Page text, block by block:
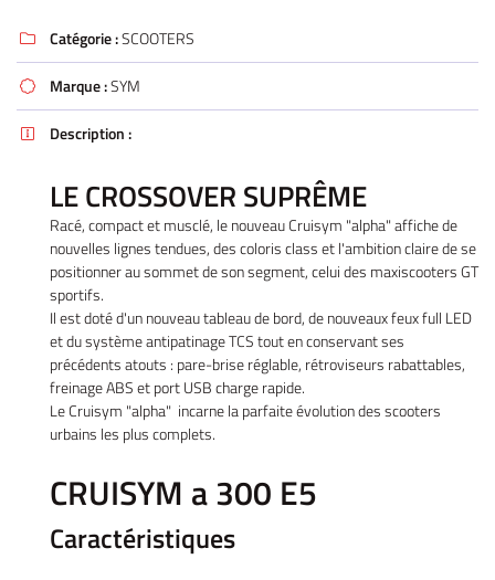
Accueil
Vélos
 Catégorie :SCOOTERS
 Marque :SYM
 Description :
LE CROSSOVER SUPRÊME
Racé, compact et musclé, le nouveau Cruisym "alpha" affiche de
nouvelles lignes tendues, des coloris class et l'ambition claire de se
positionner au sommet de son segment, celui des maxiscooters GT
sportifs.
Il est doté d'un nouveau tableau de bord, de nouveaux feux full LED
et du système antipatinage TCS tout en conservant ses
précédents atouts : pare-brise réglable, rétroviseurs rabattables,
freinage ABS et port USB charge rapide.
Le Cruisym "alpha" incarne la parfaite évolution des scooters
urbains les plus complets.
CRUISYM a 300 E5
Caractéristiques